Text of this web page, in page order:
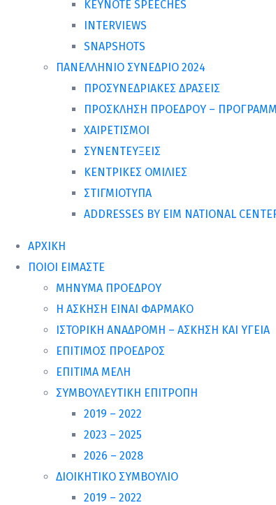
KEYNOTE SPEECHES
INTERVIEWS
SNAPSHOTS
ΠΑΝΕΛΛΗΝΙΟ ΣΥΝΕΔΡΙΟ 2024
ΠΡΟΣΥΝΕΔΡΙΑΚΕΣ ΔΡΑΣΕΙΣ
ΠΡΟΣΚΛΗΣΗ ΠΡΟΕΔΡΟΥ –
ΧΑΙΡΕΤΙΣΜΟΙ
ΣΥΝΕΝΤΕΥΞΕΙΣ
ΚΕΝΤΡΙΚΕΣ ΟΜΙΛΙΕΣ
ΣΤΙΓΜΙΟΤΥΠΑ
ADDRESSES BY EIM NATIONAL
ΑΡΧΙΚΗ
ΠΟΙΟΙ ΕΙΜΑΣΤΕ
ΜΗΝΥΜΑ ΠΡΟΕΔΡΟΥ
Η ΑΣΚΗΣΗ ΕΙΝΑΙ ΦΑΡΜΑΚΟ
ΙΣΤΟΡΙΚΗ ΑΝΑΔΡΟΜΗ – ΑΣΚΗΣΗ ΚΑΙ ΥΓΕΙΑ
ΕΠΙΤΙΜΟΣ ΠΡΟΕΔΡΟΣ
ΕΠΙΤΙΜΑ ΜΕΛΗ
ΣΥΜΒΟΥΛΕΥΤΙΚΗ ΕΠΙΤΡΟΠΗ
2019 – 2022
2023 – 2025
2026 – 2028
ΔΙΟΙΚΗΤΙΚΟ ΣΥΜΒΟΥΛΙΟ
2019 – 2022